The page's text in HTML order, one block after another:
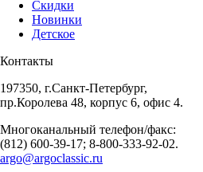
Скидки
Новинки
Детское
Контакты
197350, г.Санкт-Петербург,
пр.Королева 48, корпус 6, офис 4.
Многоканальный телефон/факс:
(812) 600-39-17; 8-800-333-92-02.
argo@argoclassic.ru